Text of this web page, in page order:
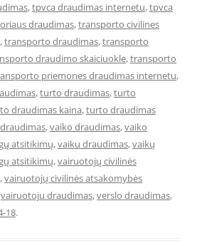
,tpvca draudimas internetu,tpvca
draudimas,transporto civilines
,transporto draudimas,transporto
draudimo skaiciuokle,transporto
priemones draudimas internetu,
,turto draudimas,turto
draudimas kaina,turto draudimas
,vaiko draudimas,vaiko
atsitikimų,vaiku draudimas,vaikų
atsitikimų,vairuotojų civilinės
,vairuotojų civilinės atsakomybės
vairuotoju draudimas,verslo draudimas,
18.